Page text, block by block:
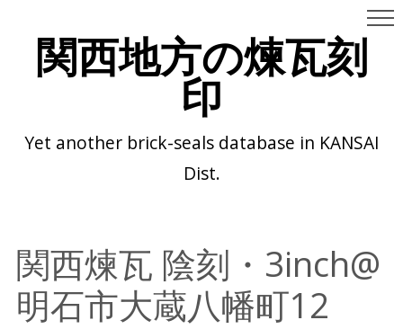
関西地方の煉瓦刻
印
Yet another brick-seals database in KANSAI
Dist.
関西煉瓦 陰刻・3inch@
明石市大蔵八幡町12